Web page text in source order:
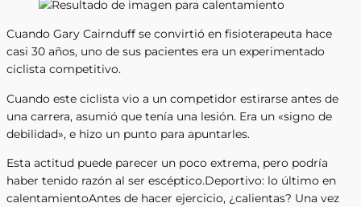
Cuando Gary Cairnduff se convirtió en fisioterapeuta hace
casi 30 años, uno de sus pacientes era un experimentado
ciclista competitivo.
Cuando este ciclista vio a un competidor estirarse antes de
una carrera, asumió que tenía una lesión. Era un «signo de
debilidad», e hizo un punto para apuntarles.
Esta actitud puede parecer un poco extrema, pero podría
haber tenido razón al ser escéptico.Deportivo: lo último en
calentamientoAntes de hacer ejercicio, ¿calientas? Una vez